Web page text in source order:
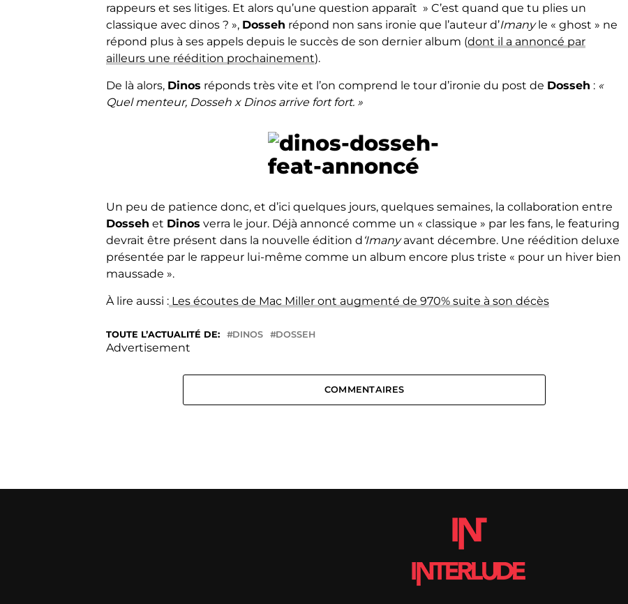
rappeurs et ses litiges. Et alors qu’une question apparaît » C’est quand que tu plies un
classique avec dinos ? », Dosseh répond non sans ironie que l’auteur d’Imanyle « ghost » ne
répond plus à ses appels depuis le succès de son dernier album (dont il a annoncé par
ailleurs une réédition prochainement).
De là alors, Dinos réponds très vite et l’on comprend le tour d’ironie du post de Dosseh : «
Quel menteur, Dosseh x Dinos arrive fort fort. »
Un peu de patience donc, et d’ici quelques jours, quelques semaines, la collaboration entre
Dosseh et Dinos verra le jour. Déjà annoncé comme un « classique » par les fans, le featuring
devrait être présent dans la nouvelle édition d ‘Imanyavant décembre. Une réédition deluxe
présentée par le rappeur lui-même comme un album encore plus triste « pour un hiver bien
maussade ».
À lire aussi : Les écoutes de Mac Miller ont augmenté de 970% suite à son décès
TOUTE L’ACTUALITÉ DE: DINOS DOSSEH
Advertisement
COMMENTAIRES